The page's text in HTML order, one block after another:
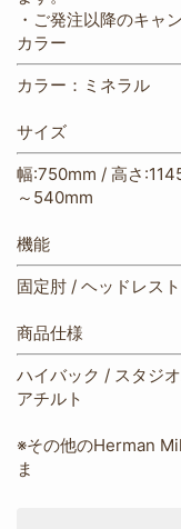
・ご発注以降のキャ
カラー
カラー：ミネラル
サイズ
幅:750mm / 高さ
～540mm
機能
固定肘 / ヘッドレス
商品仕様
ハイバック / スタジ
アチルト
※その他のHerman
ま